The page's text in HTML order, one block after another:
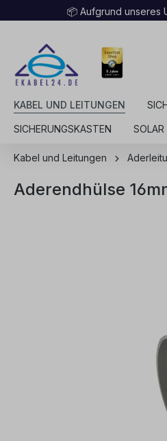
📦 Aufgrund unseres
KABEL UND LEITUNGEN
SICHERUNGSKASTEN SOLAR
Kabel und Leitungen
Aderendhülse